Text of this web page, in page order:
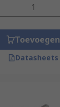
Toevoegen
Datasheets